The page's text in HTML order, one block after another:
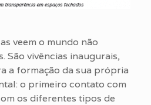
veem o mundo não
São vivências inaugurais,
a formação da sua própria
o primeiro contato com
os diferentes tipos de